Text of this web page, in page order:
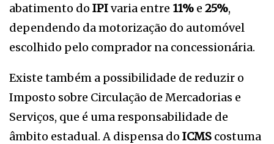
abatimento do IPIvaria entre 11% e 25%,
dependendo da motorização do automóvel
escolhido pelo comprador na concessionária.
Existe também a possibilidade de reduzir o
Imposto sobre Circulação de Mercadorias e
Serviços, que é uma responsabilidade de
âmbito estadual. A dispensa do ICMS costuma